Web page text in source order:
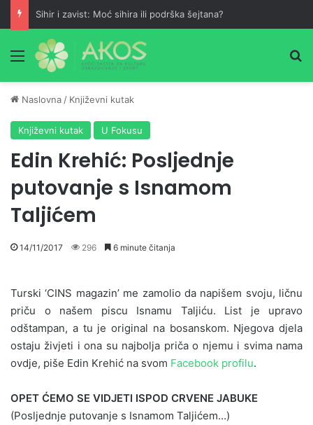
Sihir i zavist: Moć sihira ili podrška šejtana?
Meni
Naslovna / Književni kutak
Književni kutak U Fokusu
Edin Krehić: Posljednje
putovanje s Isnamom
Taljićem
14/11/2017 296 6 minute čitanja
Turski ‘CINS magazin’ me zamolio da napišem svoju, ličnu
priču o našem piscu Isnamu Taljiću. List je upravo
odštampan, a tu je original na bosanskom. Njegova djela
ostaju živjeti i ona su najbolja priča o njemu i svima nama
ovdje, piše Edin Krehić na svom Facebook profilu.
OPET ĆEMO SE VIDJETI ISPOD CRVENE JABUKE
(Posljednje putovanje s Isnamom Taljićem…)